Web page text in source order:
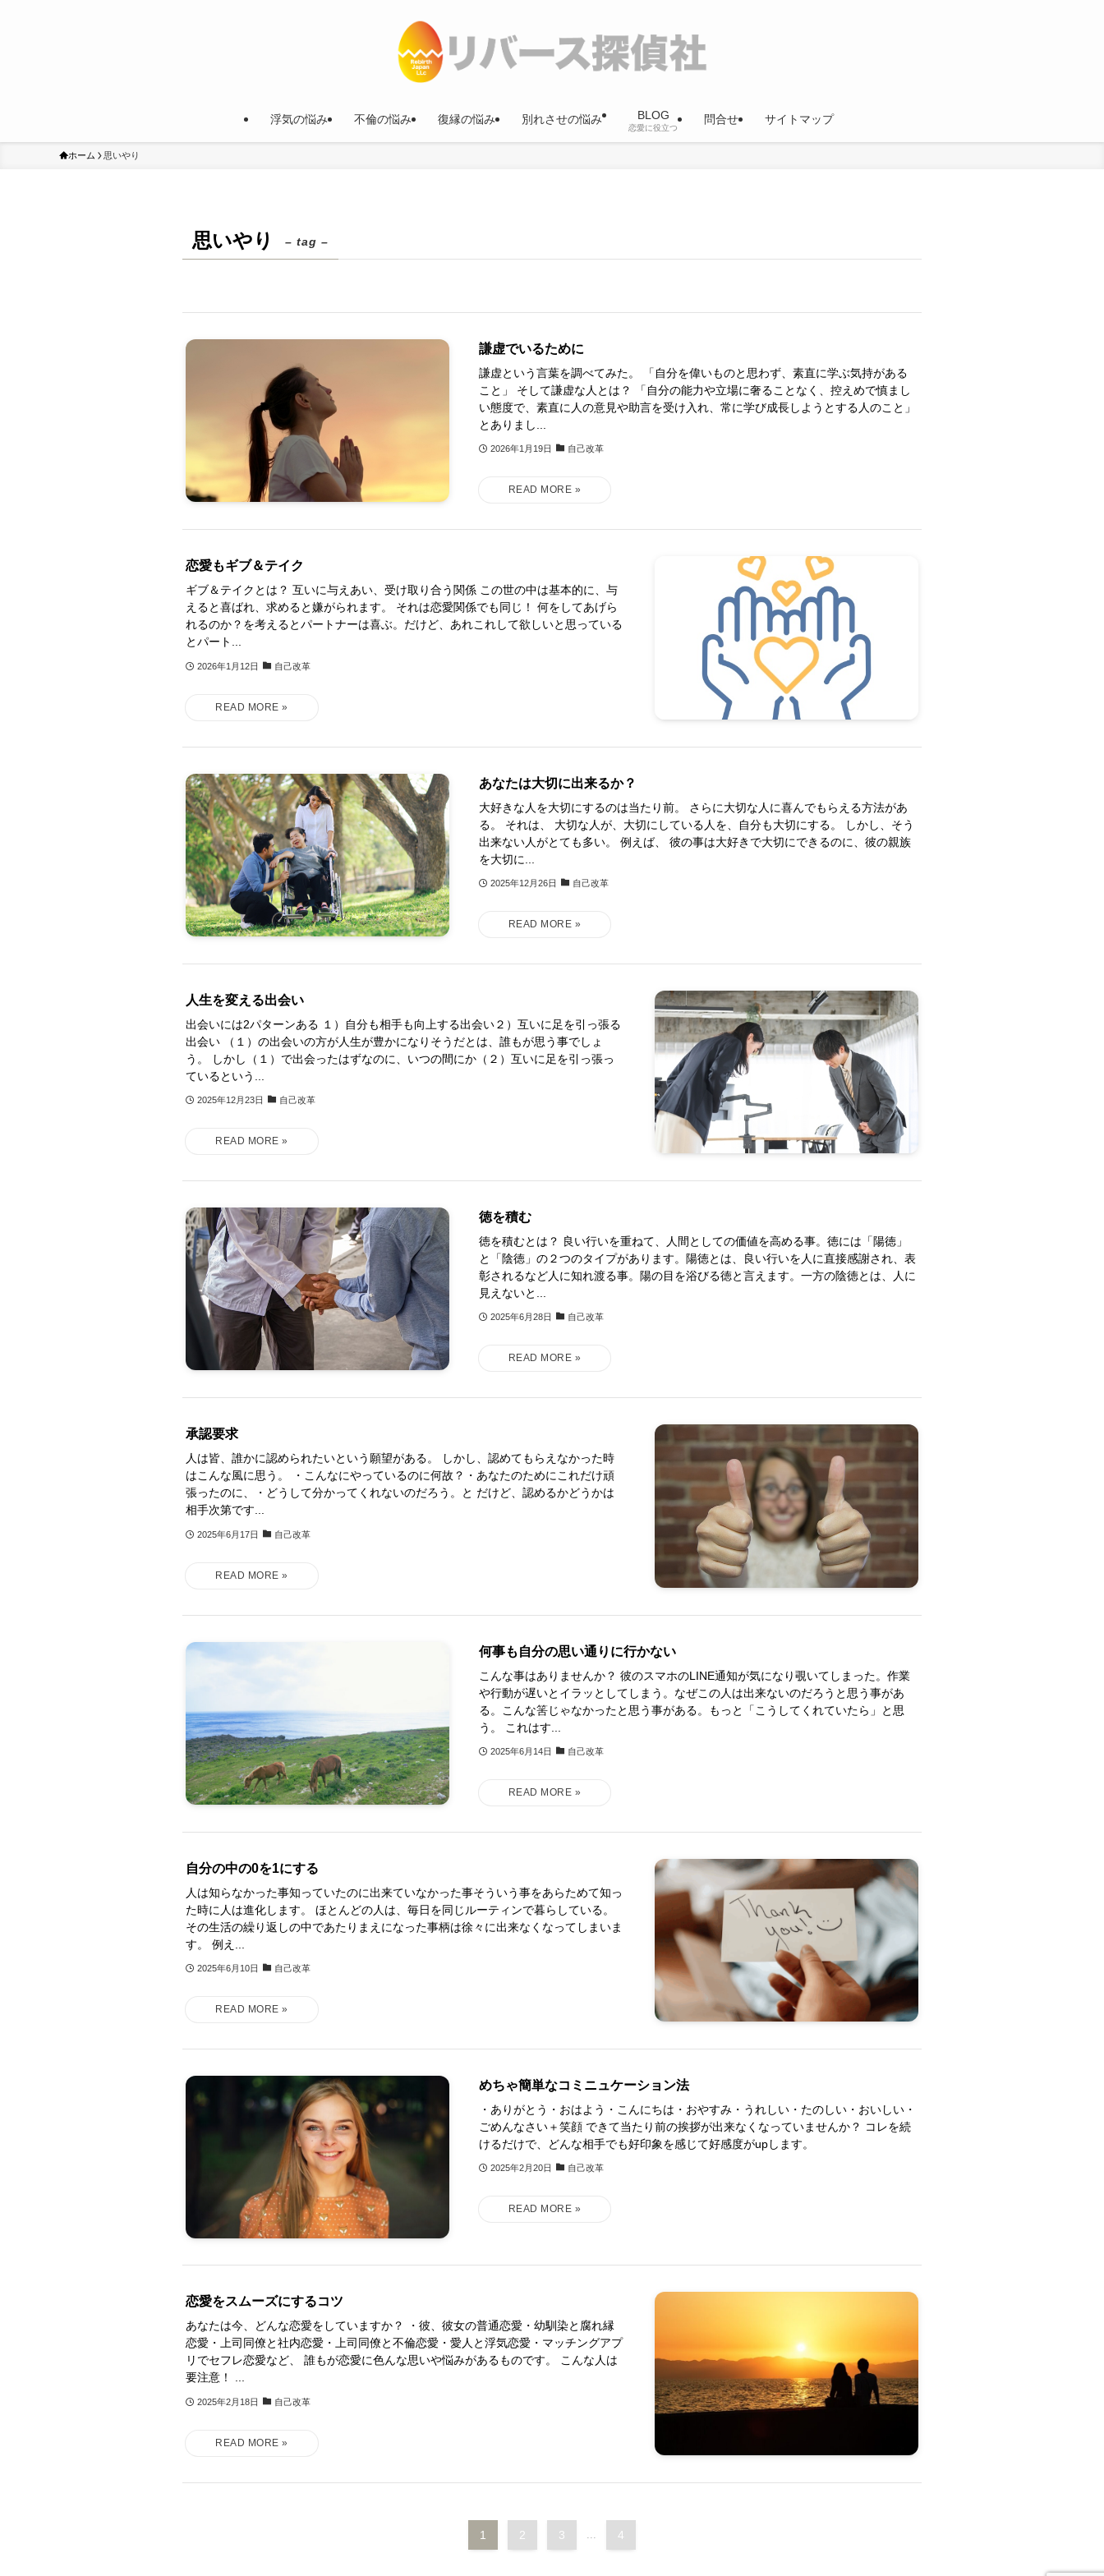
浮気の悩み 不倫の悩み 復縁の悩み 別れさせの悩み BLOG
恋愛に役立つ
問合せ サイトマップ
ホーム 思いやり
思いやり – tag –
謙虚でいるために
謙虚という言葉を調べてみた。 「自分を偉いものと思わず、素直に学ぶ気持がある
こと」 そして謙虚な人とは？ 「自分の能力や立場に奢ることなく、控えめで慎まし
い態度で、素直に人の意見や助言を受け入れ、常に学び成長しようとする人のこと」
とありまし...
2026年1月19日 自己改革
恋愛もギブ＆テイク
ギブ＆テイクとは？ 互いに与えあい、受け取り合う関係 この世の中は基本的に、与
えると喜ばれ、求めると嫌がられます。 それは恋愛関係でも同じ！ 何をしてあげら
れるのか？を考えるとパートナーは喜ぶ。だけど、あれこれして欲しいと思っている
とパート...
2026年1月12日 自己改革
あなたは大切に出来るか？
大好きな人を大切にするのは当たり前。 さらに大切な人に喜んでもらえる方法があ
る。 それは、 大切な人が、大切にしている人を、自分も大切にする。 しかし、そう
出来ない人がとても多い。 例えば、 彼の事は大好きで大切にできるのに、彼の親族
を大切に...
2025年12月26日 自己改革
人生を変える出会い
出会いには2パターンある １）自分も相手も向上する出会い２）互いに足を引っ張る
出会い （１）の出会いの方が人生が豊かになりそうだとは、誰もが思う事でしょ
う。 しかし（１）で出会ったはずなのに、いつの間にか（２）互いに足を引っ張っ
ているという...
2025年12月23日 自己改革
徳を積む
徳を積むとは？ 良い行いを重ねて、人間としての価値を高める事。徳には「陽徳」
と「陰徳」の２つのタイプがあります。陽徳とは、良い行いを人に直接感謝され、表
彰されるなど人に知れ渡る事。陽の目を浴びる徳と言えます。一方の陰徳とは、人に
見えないと...
2025年6月28日 自己改革
承認要求
人は皆、誰かに認められたいという願望がある。 しかし、認めてもらえなかった時
はこんな風に思う。 ・こんなにやっているのに何故？・あなたのためにこれだけ頑
張ったのに、・どうして分かってくれないのだろう。と だけど、認めるかどうかは
相手次第です...
2025年6月17日 自己改革
何事も自分の思い通りに行かない
こんな事はありませんか？ 彼のスマホのLINE通知が気になり覗いてしまった。作業
や行動が遅いとイラッとしてしまう。なぜこの人は出来ないのだろうと思う事があ
る。こんな筈じゃなかったと思う事がある。もっと「こうしてくれていたら」と思
う。 これはす...
2025年6月14日 自己改革
自分の中の0を1にする
人は知らなかった事知っていたのに出来ていなかった事そういう事をあらためて知っ
た時に人は進化します。 ほとんどの人は、毎日を同じルーティンで暮らしている。
その生活の繰り返しの中であたりまえになった事柄は徐々に出来なくなってしまいま
す。 例え...
2025年6月10日 自己改革
めちゃ簡単なコミニュケーション法
・ありがとう・おはよう・こんにちは・おやすみ・うれしい・たのしい・おいしい・
ごめんなさい＋笑顔 できて当たり前の挨拶が出来なくなっていませんか？ コレを続
けるだけで、どんな相手でも好印象を感じて好感度がupします。
2025年2月20日 自己改革
恋愛をスムーズにするコツ
あなたは今、どんな恋愛をしていますか？ ・彼、彼女の普通恋愛・幼馴染と腐れ縁
恋愛・上司同僚と社内恋愛・上司同僚と不倫恋愛・愛人と浮気恋愛・マッチングアプ
リでセフレ恋愛など、 誰もが恋愛に色んな思いや悩みがあるものです。 こんな人は
要注意！ ...
2025年2月18日 自己改革
1 2 3 4